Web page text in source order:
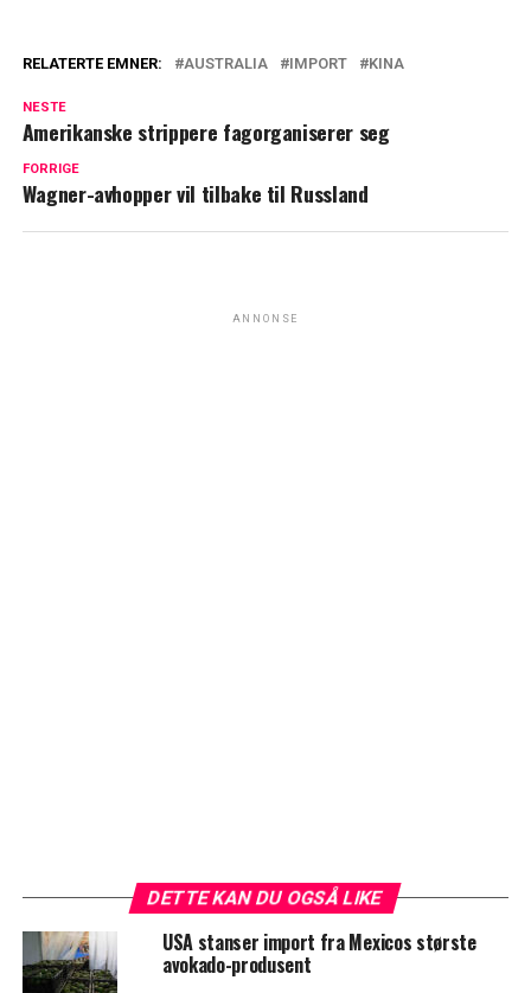
RELATERTE EMNER: AUSTRALIA IMPORT KINA
NESTE
Amerikanske strippere fagorganiserer seg
FORRIGE
Wagner-avhopper vil tilbake til Russland
ANNONSE
DETTE KAN DU OGSÅ LIKE
USA stanser import fra Mexicos største
avokado-produsent